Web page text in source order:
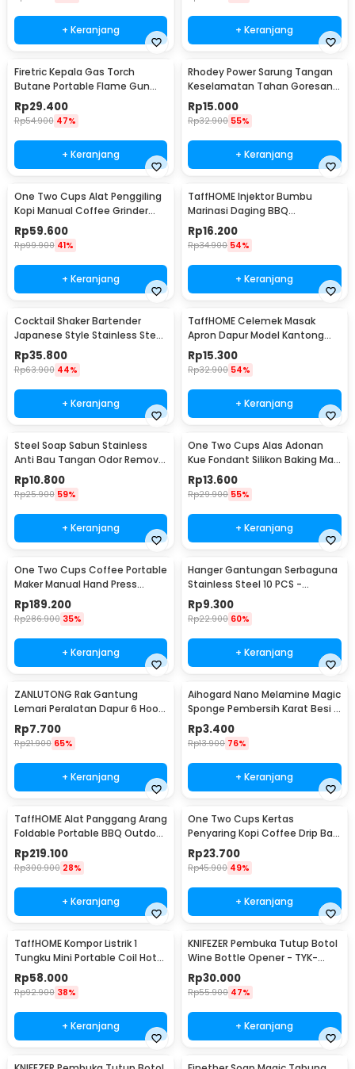
+ Keranjang + Keranjang
Firetric Kepala Gas Torch
Butane Portable Flame Gun
Adjustable - 807
Rp29.400
Rp54.900 47%
+ Keranjang
Rhodey Power Sarung Tangan
Keselamatan Tahan Goresan
Pisau - EN388
Rp15.000
Rp32.900 55%
+ Keranjang
One Two Cups Alat Penggiling
Kopi Manual Coffee Grinder
Portable - WFCG9800
Rp59.600
Rp99.900 41%
+ Keranjang
TaffHOME Injektor Bumbu
Marinasi Daging BBQ
Seasoning Injector - HC117
Rp16.200
Rp34.900 54%
+ Keranjang
Cocktail Shaker Bartender
Japanese Style Stainless Steel
200ml
Rp35.800
Rp63.900 44%
+ Keranjang
TaffHOME Celemek Masak
Apron Dapur Model Kantong
Pola Spatula - JJ41
Rp15.300
Rp32.900 54%
+ Keranjang
Steel Soap Sabun Stainless
Anti Bau Tangan Odor Remove
- HW071
Rp10.800
Rp25.900 59%
+ Keranjang
One Two Cups Alas Adonan
Kue Fondant Silikon Baking Mat
Anti Slip - JJ3873
Rp13.600
Rp29.900 55%
+ Keranjang
One Two Cups Coffee Portable
Maker Manual Hand Press
Espresso 300ml - T35066
Rp189.200
Rp286.900 35%
+ Keranjang
Hanger Gantungan Serbaguna
Stainless Steel 10 PCS -
M127105
Rp9.300
Rp22.900 60%
+ Keranjang
ZANLUTONG Rak Gantung
Lemari Peralatan Dapur 6 Hook
Besi - 2137
Rp7.700
Rp21.900 65%
+ Keranjang
Aihogard Nano Melamine Magic
Sponge Pembersih Karat Besi -
CW62
Rp3.400
Rp13.900 76%
+ Keranjang
TaffHOME Alat Panggang Arang
Foldable Portable BBQ Outdoor
Grill Stove - HWSK77
Rp219.100
Rp300.900 28%
+ Keranjang
One Two Cups Kertas
Penyaring Kopi Coffee Drip Bag
Paper Filter 50PCS - T111
Rp23.700
Rp45.900 49%
+ Keranjang
TaffHOME Kompor Listrik 1
Tungku Mini Portable Coil Hot
Plate 500W - C1-1000-03
Rp58.000
Rp92.900 38%
+ Keranjang
KNIFEZER Pembuka Tutup Botol
Wine Bottle Opener - TYK-
074B
Rp30.000
Rp55.900 47%
+ Keranjang